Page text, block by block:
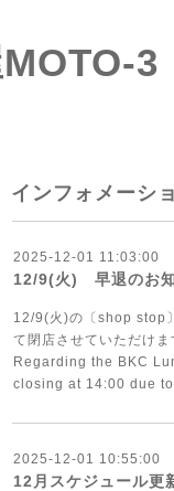
3
インフォメーシ
2025-12-01 11:03:00
12/9(火) 早退の
12/9(火)の〔shop stop
て閉店させていただけま
Regarding the BKC
closing at 14:00 due
2025-12-01 10:55:00
12月スケジュール更